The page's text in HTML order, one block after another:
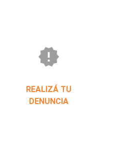
new_releases
REALIZÁ TU
DENUNCIA